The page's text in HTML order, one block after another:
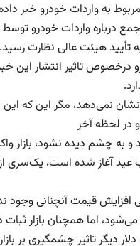
به واردات خودرو خبر
درباره واردات خودرو
هیئت عالی نظارت
درخصوص تاثیر انتشار این
نمی‌دهد، مگر این که
در لحظه آخر
و به چشم دیده نشود، بازار
عید آغاز شده است،
افزایش قیمت آنچنانی
اما همچنان بازار ثبات
دیگر تاثیر چشمگیری بر